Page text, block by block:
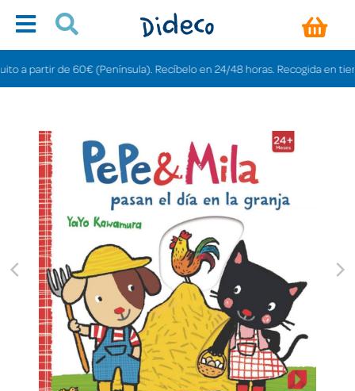
partir de 60€ (Península). Recíbelo en 24/48 horas. Recogida en tiendas